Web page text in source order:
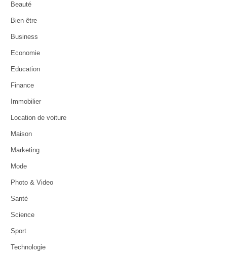
Beauté
Bien-être
Business
Economie
Education
Finance
Immobilier
Location de voiture
Maison
Marketing
Mode
Photo & Video
Santé
Science
Sport
Technologie